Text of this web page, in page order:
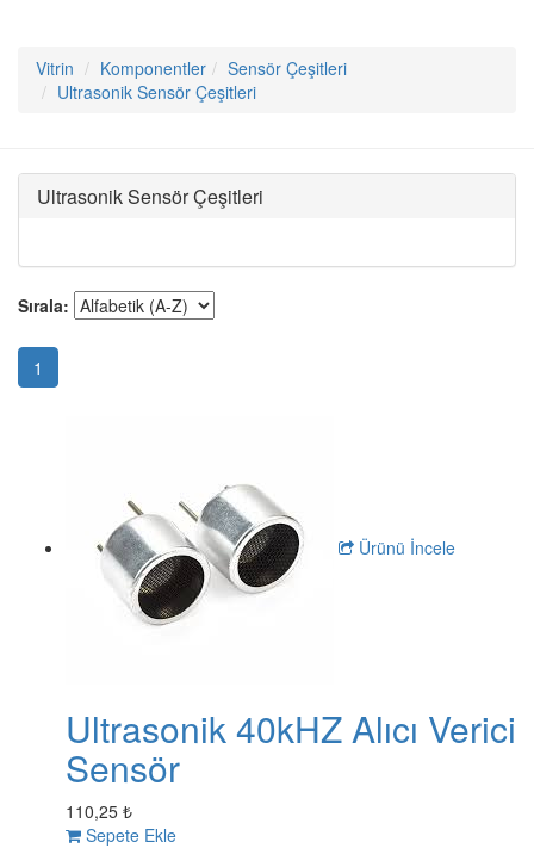
Vitrin Komponentler
Sensör Çeşitleri
Ultrasonik Sensör Çeşitleri
Ultrasonik Sensör Çeşitleri
Sırala:
1
Ürünü İncele
Ultrasonik 40kHZ Alıcı Verici
Sensör
110,25 ₺
Sepete Ekle